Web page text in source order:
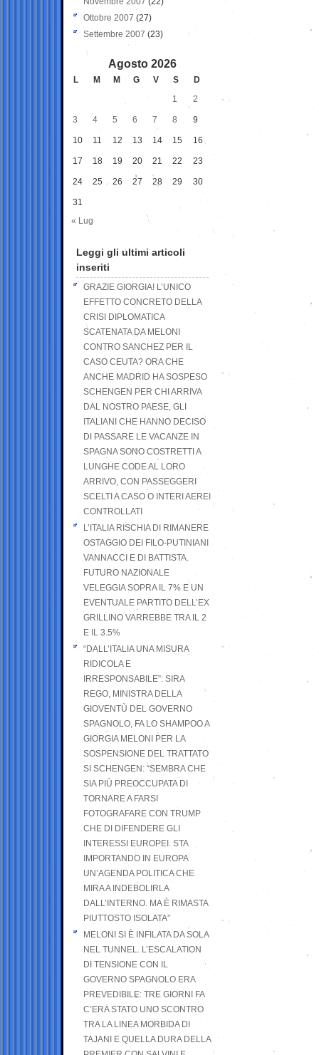
Ottobre 2007 (27)
Settembre 2007 (23)
Agosto 2026
L M M G V S
D
1
2
3 4 5 6 7 8 9
10 11 12 13 14 15 16
17 18 19 20 21 22 23
24 25 26 27 28 29 30
31
« Lug
Leggi gli ultimi articoli
inseriti
GRAZIE GIORGIA! L’UNICO
EFFETTO CONCRETO DELLA
CRISI DIPLOMATICA
SCATENATA DA MELONI
CONTRO SANCHEZ PER IL
CASO CEUTA? ORA CHE
ANCHE MADRID HA SOSPESO
SCHENGEN PER CHI ARRIVA
DAL NOSTRO PAESE, GLI
ITALIANI CHE HANNO DECISO
DI PASSARE LE VACANZE IN
SPAGNA SONO COSTRETTI A
LUNGHE CODE AL LORO
ARRIVO, CON PASSEGGERI
SCELTI A CASO O INTERI AEREI
CONTROLLATI
L’ITALIA RISCHIA DI RIMANERE
OSTAGGIO DEI FILO-PUTINIANI
VANNACCI E DI BATTISTA.
FUTURO NAZIONALE
VELEGGIA SOPRA IL 7% E UN
EVENTUALE PARTITO DELL’EX
GRILLINO VARREBBE TRA IL 2
E IL 3.5%
“DALL’ITALIA UNA MISURA
RIDICOLA E
IRRESPONSABILE”: SIRA
REGO, MINISTRA DELLA
GIOVENTÙ DEL GOVERNO
SPAGNOLO, FA LO SHAMPOO A
GIORGIA MELONI PER LA
SOSPENSIONE DEL TRATTATO
SI SCHENGEN: “SEMBRA CHE
SIA PIÙ PREOCCUPATA DI
TORNARE A FARSI
FOTOGRAFARE CON TRUMP
CHE DI DIFENDERE GLI
INTERESSI EUROPEI. STA
IMPORTANDO IN EUROPA
UN’AGENDA POLITICA CHE
MIRA A INDEBOLIRLA
DALL’INTERNO. MA È RIMASTA
PIUTTOSTO ISOLATA”
MELONI SI È INFILATA DA SOLA
NEL TUNNEL. L’ESCALATION
DI TENSIONE CON IL
GOVERNO SPAGNOLO ERA
PREVEDIBILE: TRE GIORNI FA
C’ERA STATO UNO SCONTRO
TRA LA LINEA MORBIDA DI
TAJANI E QUELLA DURA DELLA